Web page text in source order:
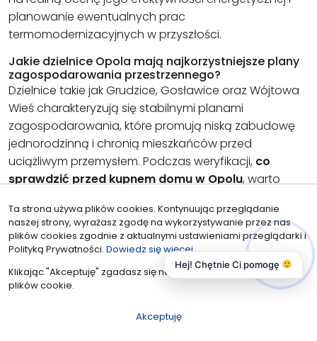
planowanie ewentualnych prac
termomodernizacyjnych w przyszłości.
Jakie dzielnice Opola mają najkorzystniejsze plany
zagospodarowania przestrzennego?
Dzielnice takie jak Grudzice, Gosławice oraz Wójtowa
Wieś charakteryzują się stabilnymi planami
zagospodarowania, które promują niską zabudowę
jednorodzinną i chronią mieszkańców przed
uciążliwym przemysłem. Podczas weryfikacji, co
sprawdzić przed kupnem domu w Opolu, warto
rozwój terenów zielonych i infrastruktury społecznej.
Przejrzyste zapisy planistyczne w tych częściach
miasta minimalizują ryzyko powstania w sąsiedztwie
wysokich bloków lub arterii komunikacyjnych, co
sprzyja utrzymaniu wartości nieruchomości.
Czy biuro nieruchomości pomaga w sprawdzeniu
stanu technicznego domu?
Ta strona używa plików cookies. Kontynuując przeglądanie
naszej strony, wyrażasz zgodę na wykorzystywanie przez nas
plików cookies zgodnie z aktualnymi ustawieniami przeglądarki i
Polityką Prywatności. Dowiedz się więcej
Klikając "Akceptuję" zgadasz się na wykorzystywanie przez nas
plików cookie.
Akceptuję
Hej! Chętnie Ci pomogę